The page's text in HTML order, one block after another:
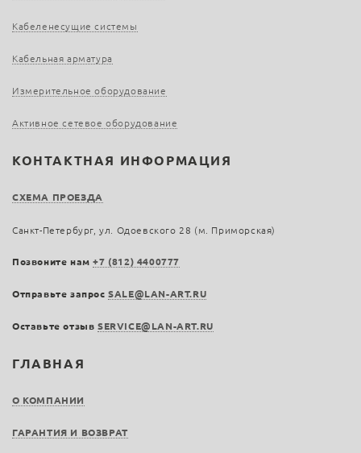
ГЛАВНАЯ
О КОМПАНИИ
ГАРАНТИЯ И ВОЗВРАТ
Кабеленесущие системы
Кабельная арматура
Измерительное оборудование
Активное сетевое оборудование
КОНТАКТНАЯ ИНФОРМАЦИЯ
СХЕМА ПРОЕЗДА
Санкт-Петербург, ул. Одоевского 28 (м. Приморская)
Позвоните нам+7 (812) 4400777
Отправьте запросSALE@LAN-ART.RU
Оставьте отзыв SERVICE@LAN-ART.RU